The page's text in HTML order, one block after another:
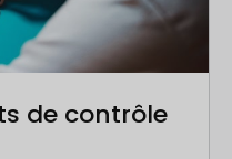
de contrôle